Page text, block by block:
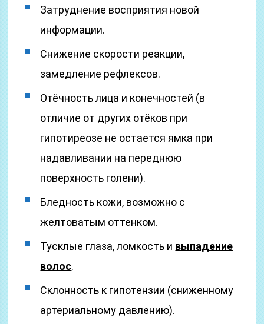
Затруднение восприятия новой
информации.
Снижение скорости реакции,
замедление рефлексов.
Отёчность лица и конечностей (в
отличие от других отёков при
гипотиреозе не остается ямка при
надавливании на переднюю
поверхность голени).
Бледность кожи, возможно с
желтоватым оттенком.
Тусклые глаза, ломкость и выпадение
волос.
Склонность к гипотензии (сниженному
артериальному давлению).